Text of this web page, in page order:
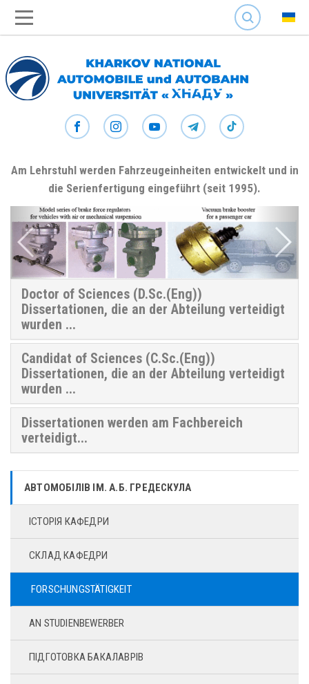
SEARCH
Am Lehrstuhl werden Fahrzeugeinheiten entwickelt und in
die Serienfertigung eingeführt (seit 1995).
Doctor of Sciences (D.Sc.(Eng))
Dissertationen, die an der Abteilung verteidigt
wurden ...
Сandidat of Sciences (C.Sc.(Eng))
Dissertationen, die an der Abteilung verteidigt
wurden ...
Dissertationen werden am Fachbereich
verteidigt...
АВТОМОБІЛІВ ІМ. А.Б. ГРЕДЕСКУЛА
ІСТОРІЯ КАФЕДРИ
СКЛАД КАФЕДРИ
FORSCHUNGSTÄTIGKEIT
AN STUDIENBEWERBER
ПІДГОТОВКА БАКАЛАВРІВ